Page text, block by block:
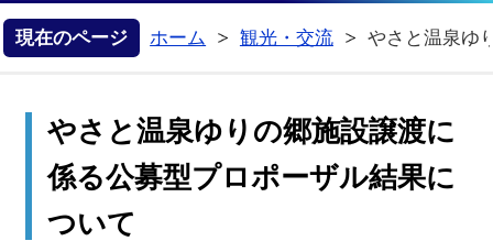
現在のページ ホーム
観光・交流
やさと温泉ゆ
やさと温泉ゆりの郷施設譲渡に
係る公募型プロポーザル結果に
ついて